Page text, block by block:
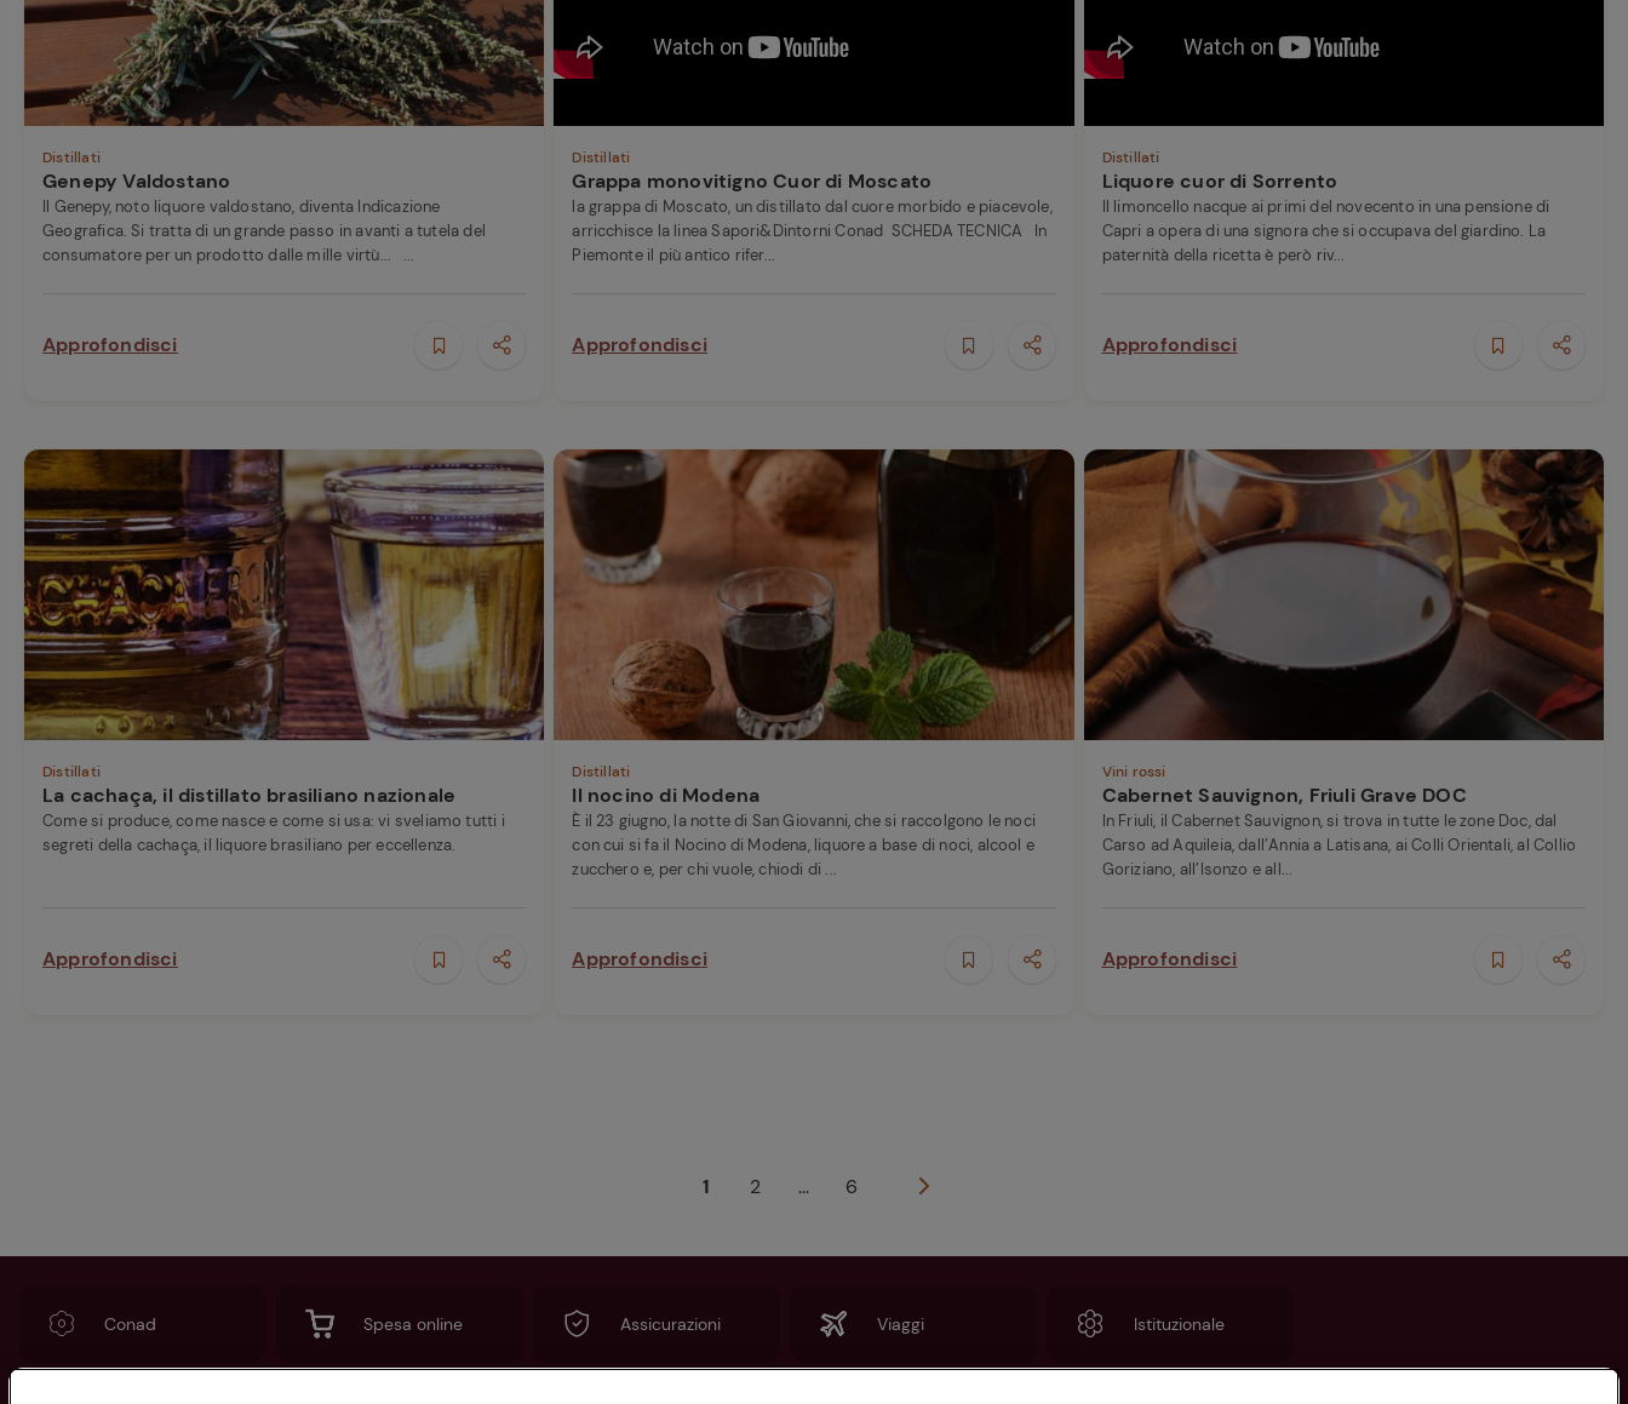
Distillati
Genepy Valdostano
Il Genepy, noto liquore valdostano, diventa Indicazione
Geografica. Si tratta di un grande passo in avanti a tutela del
consumatore per un prodotto dalle mille virtù... ...
Approfondisci
Distillati
Grappa monovitigno Cuor di Moscato
la grappa di Moscato, un distillato dal cuore morbido e piacevole,
arricchisce la linea Sapori&Dintorni Conad SCHEDA TECNICA In
Piemonte il più antico rifer...
Approfondisci
Distillati
Liquore cuor di Sorrento
Il limoncello nacque ai primi del novecento in una pensione di
Capri a opera di una signora che si occupava del giardino. La
paternità della ricetta è però riv...
Approfondisci
Distillati
La cachaça, il distillato brasiliano nazionale
Come si produce, come nasce e come si usa: vi sveliamo tutti i
segreti della cachaça, il liquore brasiliano per eccellenza.
Approfondisci
Distillati
Il nocino di Modena
È il 23 giugno, la notte di San Giovanni, che si raccolgono le noci
con cui si fa il Nocino di Modena, liquore a base di noci, alcool e
zucchero e, per chi vuole, chiodi di ...
Approfondisci
Vini rossi
Cabernet Sauvignon, Friuli Grave DOC
In Friuli, il Cabernet Sauvignon, si trova in tutte le zone Doc, dal
Carso ad Aquileia, dall’Annia a Latisana, ai Colli Orientali, al Collio
Goriziano, all’Isonzo e all...
Approfondisci
1 2 ... 6
Conad Spesa online Assicurazioni Viaggi Istituzionale